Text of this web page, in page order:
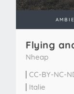
Flying
Nheap
CC-BY-NC-
Italie